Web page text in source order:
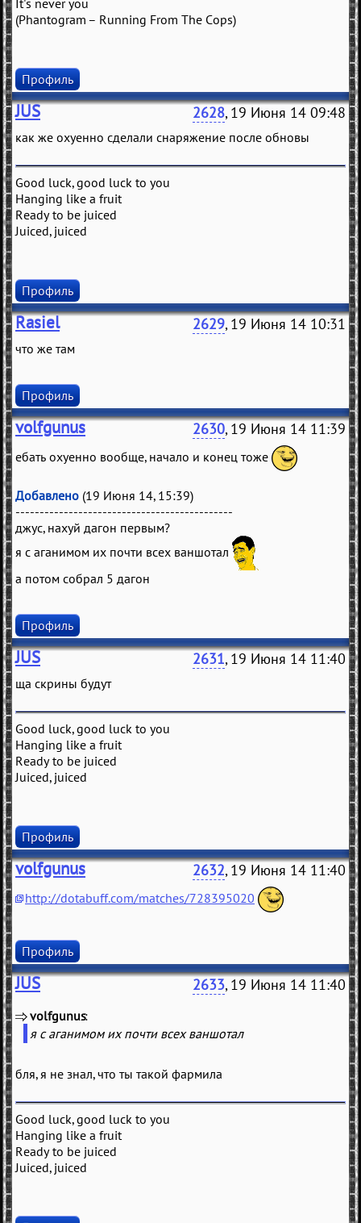
It's never you
(Phantogram – Running From The Cops)
Профиль
JUS 2628, 19 Июня 14 09:48
как же охуенно сделали снаряжение после обновы
Good luck, good luck to you
Hanging like a fruit
Ready to be juiced
Juiced, juiced
Профиль
Rasiel 2629, 19 Июня 14 10:31
что же там
Профиль
volfgunus 2630, 19 Июня 14 11:39
ебать охуенно вообще, начало и конец тоже
Добавлено (19 Июня 14, 15:39)
---------------------------------------------
джус, нахуй дагон первым?
я с аганимом их почти всех ваншотал
а потом собрал 5 дагон
Профиль
JUS 2631, 19 Июня 14 11:40
ща скрины будут
Good luck, good luck to you
Hanging like a fruit
Ready to be juiced
Juiced, juiced
Профиль
volfgunus 2632, 19 Июня 14 11:40
http://dotabuff.com/matches/728395020
Профиль
JUS 2633, 19 Июня 14 11:40
volfgunus
я с аганимом их почти всех ваншотал
бля, я не знал, что ты такой фармила
Good luck, good luck to you
Hanging like a fruit
Ready to be juiced
Juiced, juiced